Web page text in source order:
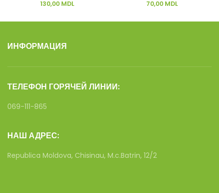
130,00 MDL
70,00 MDL
ИНФОРМАЦИЯ
ТЕЛЕФОН ГОРЯЧЕЙ ЛИНИИ:
069-111-865
НАШ АДРЕС:
Republica Moldova, Chisinau, M.c.Batrin, 12/2